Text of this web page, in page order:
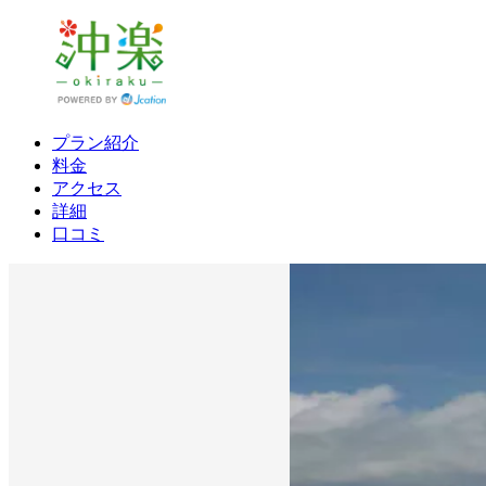
プラン紹介
料金
アクセス
詳細
口コミ